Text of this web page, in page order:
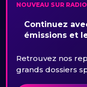
NOUVEAU SUR
Continuez
émissions et
Retrouvez nos
grands dossiers